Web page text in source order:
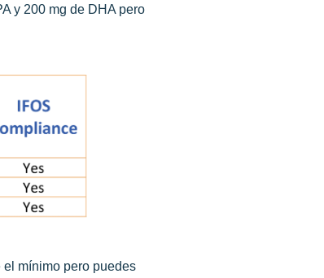
y 200 mg de DHA pero
mínimo pero puedes